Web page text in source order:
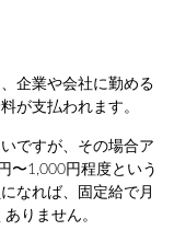
企業や会社に勤める
が支払われます。
ですが、その場合ア
〜1,000円程度という
なれば、固定給で月
りません。